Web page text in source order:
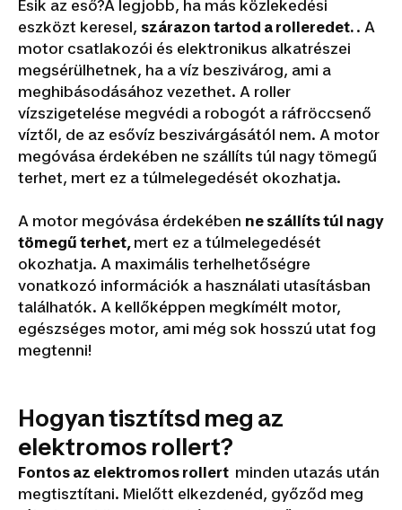
Esik az eső?A legjobb, ha más közlekedési
eszközt keresel, szárazon tartod a rolleredet. . A
motor csatlakozói és elektronikus alkatrészei
megsérülhetnek, ha a víz beszivárog, ami a
meghibásodásához vezethet. A roller
vízszigetelése megvédi a robogót a ráfröccsenő
víztől, de az esővíz beszivárgásától nem. A motor
megóvása érdekében ne szállíts túl nagy tömegű
terhet, mert ez a túlmelegedését okozhatja.
A motor megóvása érdekében ne szállíts túl nagy
tömegű terhet, mert ez a túlmelegedését
okozhatja. A maximális terhelhetőségre
vonatkozó információk a használati utasításban
találhatók. A kellőképpen megkímélt motor,
egészséges motor, ami még sok hosszú utat fog
megtenni!
Hogyan tisztítsd meg az
elektromos rollert?
Fontos az elektromos rollert minden utazás után
megtisztítani. Mielőtt elkezdenéd, győződ meg